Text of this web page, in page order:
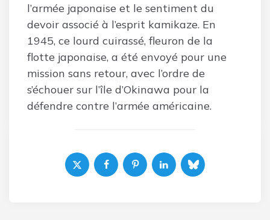
l’armée japonaise et le sentiment du
devoir associé à l’esprit kamikaze. En
1945, ce lourd cuirassé, fleuron de la
flotte japonaise, a été envoyé pour une
mission sans retour, avec l’ordre de
s’échouer sur l’île d’Okinawa pour la
défendre contre l’armée américaine.